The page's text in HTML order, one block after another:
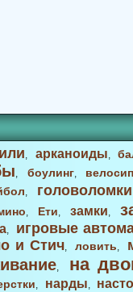
, арканоиды,
, боулинг,
, головоломки
, Ети, замки,
,
игровые
и Стич,ловить,
, на
, нарды,